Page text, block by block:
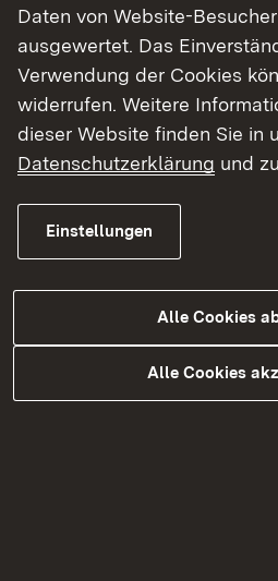
Portrait
Spannende und nicht
öffentlichen Dienst gibt es
Daten von Website-
ausgewertet. Das
Verwendung der Cookies
widerrufen. Weitere
dieser Website finden Sie in
Datenschutzerklärung und
Einstellungen
Alle Cookies
Alle Cookies